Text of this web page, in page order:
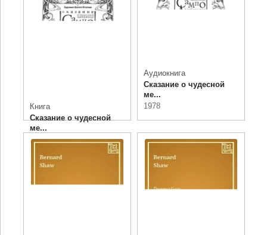
Книга
Сказание о чудесной
ме...
1978
Аудиокнига
Сказание о чудесной
ме...
1978